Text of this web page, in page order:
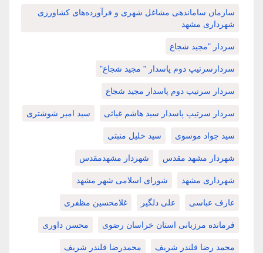
سازمان ساماندهی مشاغل شهری و فرآورده‌های کشاورزی
شهرداری مشهد
سردار "مجید شجاع
سردارسرتیپ دوم پاسدار " مجید شجاع"
سردار سرتیپ دوم پاسدار مجید شجاع
سردار سرتیپ پاسدار سید هاشم غیاثی سید امیر شوشتری
سید جواد موسوی سید خلیل منبتی
شهردار مشهد مقدس شهردار مشهدمقدس
شهرداری مشهد شورای اسلامی شهر مشهد
عارف عباسی علی دلگیر غلامحسین مظفری
فرمانده مرزبانی استان خراسان رضوی محسن داوری
محمد رضا قلندر شریف محمدرضا قلندر شریف